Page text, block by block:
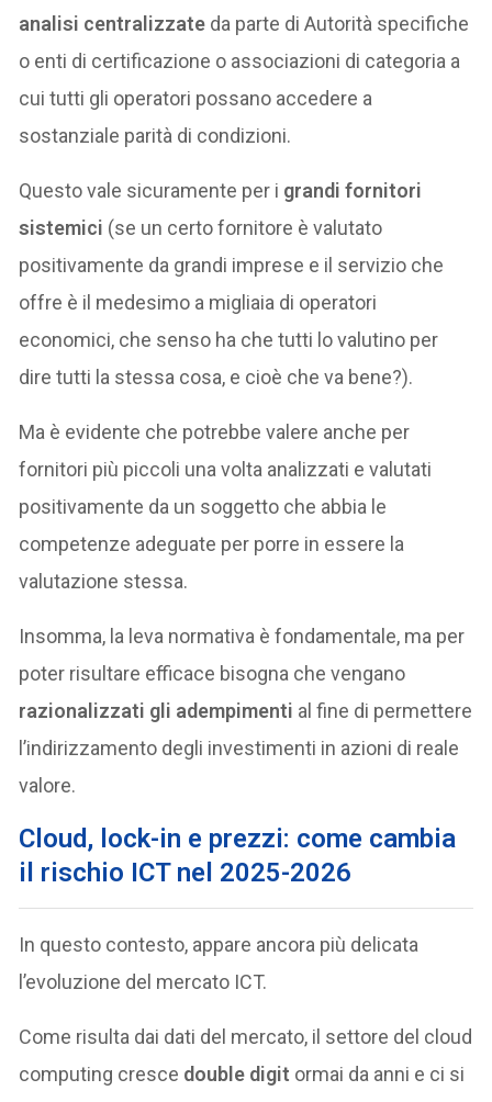
analisi centralizzate da parte di Autorità specifiche
o enti di certificazione o associazioni di categoria a
cui tutti gli operatori possano accedere a
sostanziale parità di condizioni.
Questo vale sicuramente per i grandi fornitori
sistemici (se un certo fornitore è valutato
positivamente da grandi imprese e il servizio che
offre è il medesimo a migliaia di operatori
economici, che senso ha che tutti lo valutino per
dire tutti la stessa cosa, e cioè che va bene?).
Ma è evidente che potrebbe valere anche per
fornitori più piccoli una volta analizzati e valutati
positivamente da un soggetto che abbia le
competenze adeguate per porre in essere la
valutazione stessa.
Insomma, la leva normativa è fondamentale, ma per
poter risultare efficace bisogna che vengano
razionalizzati gli adempimenti al fine di permettere
l’indirizzamento degli investimenti in azioni di reale
valore.
Cloud, lock-in e prezzi: come cambia
il rischio ICT nel 2025-2026
In questo contesto, appare ancora più delicata
l’evoluzione del mercato ICT.
Come risulta dai dati del mercato, il settore del cloud
computing cresce double digit ormai da anni e ci si